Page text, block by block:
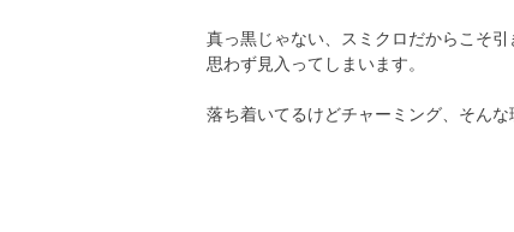
真っ黒じゃない、スミクロだからこそ引
思わず見入ってしまいます。
落ち着いてるけどチャーミング、そんな